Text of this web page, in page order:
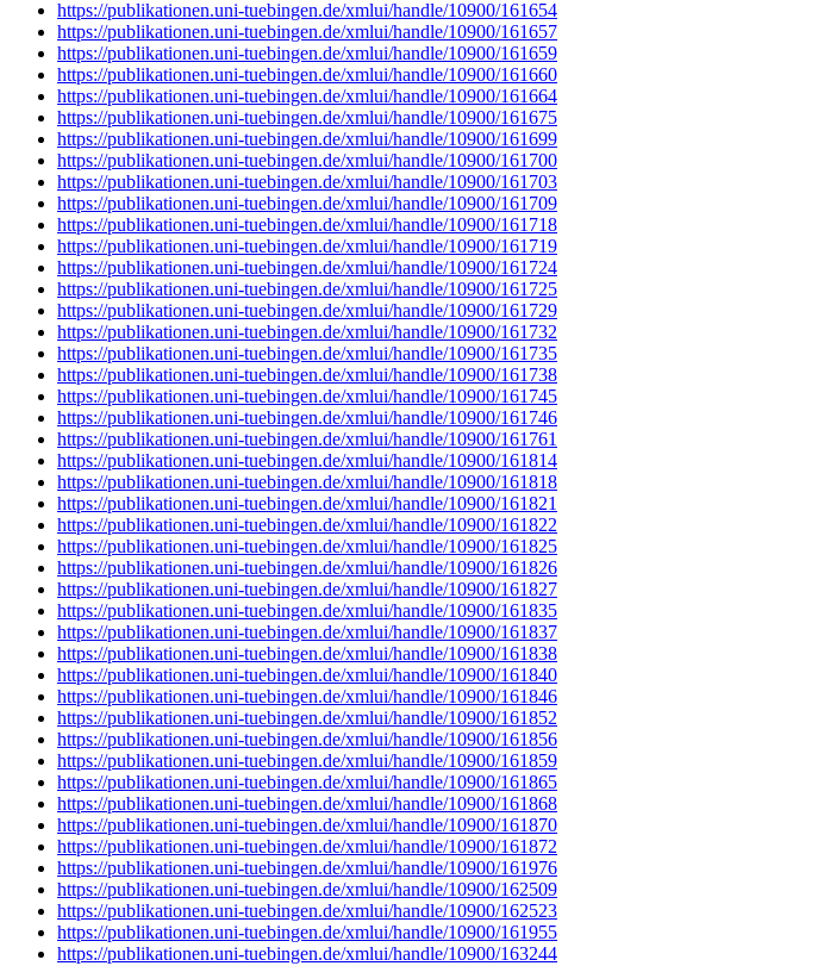
https://publikationen.uni-tuebingen.de/xmlui/handle/10900/161654
https://publikationen.uni-tuebingen.de/xmlui/handle/10900/161657
https://publikationen.uni-tuebingen.de/xmlui/handle/10900/161659
https://publikationen.uni-tuebingen.de/xmlui/handle/10900/161660
https://publikationen.uni-tuebingen.de/xmlui/handle/10900/161664
https://publikationen.uni-tuebingen.de/xmlui/handle/10900/161675
https://publikationen.uni-tuebingen.de/xmlui/handle/10900/161699
https://publikationen.uni-tuebingen.de/xmlui/handle/10900/161700
https://publikationen.uni-tuebingen.de/xmlui/handle/10900/161703
https://publikationen.uni-tuebingen.de/xmlui/handle/10900/161709
https://publikationen.uni-tuebingen.de/xmlui/handle/10900/161718
https://publikationen.uni-tuebingen.de/xmlui/handle/10900/161719
https://publikationen.uni-tuebingen.de/xmlui/handle/10900/161724
https://publikationen.uni-tuebingen.de/xmlui/handle/10900/161725
https://publikationen.uni-tuebingen.de/xmlui/handle/10900/161729
https://publikationen.uni-tuebingen.de/xmlui/handle/10900/161732
https://publikationen.uni-tuebingen.de/xmlui/handle/10900/161735
https://publikationen.uni-tuebingen.de/xmlui/handle/10900/161738
https://publikationen.uni-tuebingen.de/xmlui/handle/10900/161745
https://publikationen.uni-tuebingen.de/xmlui/handle/10900/161746
https://publikationen.uni-tuebingen.de/xmlui/handle/10900/161761
https://publikationen.uni-tuebingen.de/xmlui/handle/10900/161814
https://publikationen.uni-tuebingen.de/xmlui/handle/10900/161818
https://publikationen.uni-tuebingen.de/xmlui/handle/10900/161821
https://publikationen.uni-tuebingen.de/xmlui/handle/10900/161822
https://publikationen.uni-tuebingen.de/xmlui/handle/10900/161825
https://publikationen.uni-tuebingen.de/xmlui/handle/10900/161826
https://publikationen.uni-tuebingen.de/xmlui/handle/10900/161827
https://publikationen.uni-tuebingen.de/xmlui/handle/10900/161835
https://publikationen.uni-tuebingen.de/xmlui/handle/10900/161837
https://publikationen.uni-tuebingen.de/xmlui/handle/10900/161838
https://publikationen.uni-tuebingen.de/xmlui/handle/10900/161840
https://publikationen.uni-tuebingen.de/xmlui/handle/10900/161846
https://publikationen.uni-tuebingen.de/xmlui/handle/10900/161852
https://publikationen.uni-tuebingen.de/xmlui/handle/10900/161856
https://publikationen.uni-tuebingen.de/xmlui/handle/10900/161859
https://publikationen.uni-tuebingen.de/xmlui/handle/10900/161865
https://publikationen.uni-tuebingen.de/xmlui/handle/10900/161868
https://publikationen.uni-tuebingen.de/xmlui/handle/10900/161870
https://publikationen.uni-tuebingen.de/xmlui/handle/10900/161872
https://publikationen.uni-tuebingen.de/xmlui/handle/10900/161976
https://publikationen.uni-tuebingen.de/xmlui/handle/10900/162509
https://publikationen.uni-tuebingen.de/xmlui/handle/10900/162523
https://publikationen.uni-tuebingen.de/xmlui/handle/10900/161955
https://publikationen.uni-tuebingen.de/xmlui/handle/10900/163244